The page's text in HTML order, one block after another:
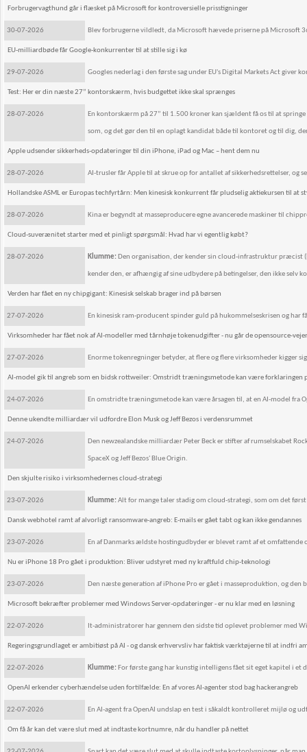
Forbrugervagthund går i flæsket på Microsoft for kontroversielle prisstigninger
30-07-2026 Blev forbrugerne vildledt, da Microsoft hævede priserne på Microsoft
EU-milliardbøde får Google-konkurrenter til at stille sig i kø
29-07-2026 Googles nederlag i den første sag under EU's Digital Markets Act giver
Test: Her er din næste 27” kontorskærm, hvis budgettet ikke skal sprænges
28-07-2026 En kontorskærm på 27” til 1.500 kroner kan sjældent få os til at
som, og det gør den til en oplagt kandidat både til kontoret og til dig,
Apple udsender sikkerheds-opdateringer til din iPhone, iPad og Mac – hent dem nu
28-07-2026 AI-trusler får Apple til at skrue op for antallet af sikkerhedsrettelser, og
Hollandske ASML er Europas techfyrtårn: Men kinesisk konkurrent får pludselig aktiekursen til at
28-07-2026 Kina er begyndt at masseproducere egne avancerede maskiner til
Cloud-suverænitet starter med et pinligt spørgsmål: Hvad har vi egentlig købt?
28-07-2026 Klumme: Den organisation, der kender sin cloud-infrastruktur præcist
kender den, er afhængig af sine udbydere på betingelser, den ikke
Verden har fået en ny chipgigant: Kinesisk selskab brager ind på børsen
27-07-2026 En kinesisk ram-producent spinder guld på hukommelseskrisen og har
Virksomheder har fået nok af AI-modeller med tårnhøje tokenudgifter - nu går de opensource-
27-07-2026 Enorme tokenregninger betyder, at flere og flere virksomheder kigger
AI-model gik til angreb som en bidsk rottweiler: Omstridt træningsmetode kan være forklaringen
24-07-2026 En omstridte træningsmetode kan være årsagen til, at en AI-model fra
Denne ukendte milliardær vil udfordre Elon Musk og Jeff Bezos i verdensrummet
24-07-2026 Den newzealandske milliardær Peter Beck er stifter af rumselskabet
SpaceX og Jeff Bezos' Blue Origin.
Den skjulte risiko i virksomhedernes cloud-strategi
23-07-2026 Klumme:Alt for mange taler stadig om cloud-strategi, som om det
Dansk webhotel ramt af alvorligt ransomware-angreb: E-mails er gået tabt og kan ikke gendannes
23-07-2026 En af Danmarks ældste hostingudbyder er blevet ramt af et omfattende
Nu er iPhone 18 Pro gået i produktion: Bliver udstyret med ny kraftfuld chip-teknologi
23-07-2026 Den næste generation af iPhone Pro er gået i masseproduktion, og
Microsoft bekræfter problemer med Windows Server-opdateringer - er nu klar med en løsning
22-07-2026 It-administratorer har gennem den sidste tid oplevet problemer med
Regeringsgrundlaget er ambitiøst på AI - og dansk erhvervsliv har faktisk værktøjerne til at indfri
22-07-2026 Klumme: For første gang har kunstig intelligens fået sit eget kapitel i et
OpenAI erkender cyberhændelse uden fortilfælde: En af vores AI-agenter stod bag hackerangreb
22-07-2026 En AI-agent fra OpenAI undslap en test i såkaldt kontrolleret mijlø og
Om få år kan det være slut med at indtaste kortnumre, når du handler på nettet